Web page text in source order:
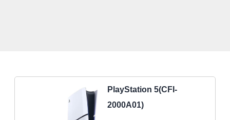
PlayStation 5(CFI-
2000A01)